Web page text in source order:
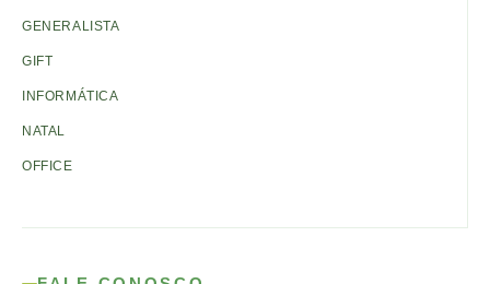
GENERALISTA
GIFT
INFORMÁTICA
NATAL
OFFICE